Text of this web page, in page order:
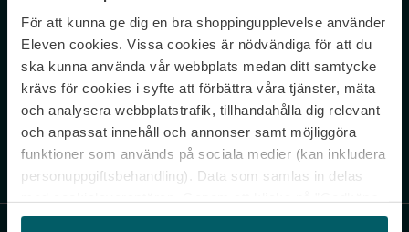
För att kunna ge dig en bra shoppingupplevelse använder
Eleven cookies. Vissa cookies är nödvändiga för att du
ska kunna använda vår webbplats medan ditt samtycke
krävs för cookies i syfte att förbättra våra tjänster, mäta
och analysera webbplatstrafik, tillhandahålla dig relevant
och anpassat innehåll och annonser samt möjliggöra
funktioner som används på sociala medier (kan inkludera
personuppgiftsbehandling). Data som samlas in delas
och gå vidare” accepterar du samtliga cookies medan du
Never miss a beat.
Sign up to our newsletter.
Genom att prenumerera accepterar du vår Integritetspolicy. Avprenumerera